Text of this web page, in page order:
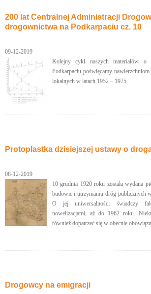
200 lat Centralnej Administracji
drogownictwa na Podkarpaciu cz. 10
09-12-2019
Kolejny cykl naszych materiałów o
Podkarpaciu poświęcamy
lokalnych w latach 1952 – 1975.
Protoplastka dzisiejszej ustawy o
08-12-2019
10 grudnia 1920 roku została wydana
budowie i utrzymaniu dróg publicznych
O jej uniwersalności świadczy
nowelizacjami, aż do 1962 roku.
również dopatrzeć się w obecnie
Drogowcy na emigracji